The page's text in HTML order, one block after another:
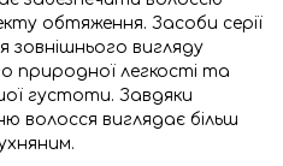
обтяження. Засоби серії
зовнішнього вигляду
природної легкості та
густоти. Завдяки
волосся виглядає більш